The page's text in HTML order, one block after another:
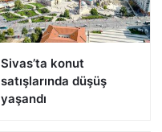
Sivas’ta konut
satışlarında düşüş
yaşandı